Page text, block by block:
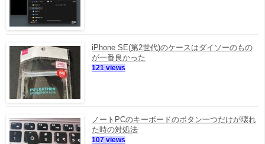
iPhone SE(第2世代)のケースはダイソーのもの
が一番良かった
121 views
ノートPCのキーボードのボタン一つだけが壊れ
た時の対処法
107 views